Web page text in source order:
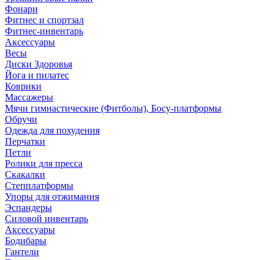
Фонари
Фитнес и спортзал
Фитнес-инвентарь
Аксессуары
Весы
Диски Здоровья
Йога и пилатес
Коврики
Массажеры
Мячи гимнастические (Фитболы), Босу-платформы
Обручи
Одежда для похудения
Перчатки
Петли
Ролики для пресса
Скакалки
Степплатформы
Упоры для отжимания
Эспандеры
Силовой инвентарь
Аксессуары
Бодибары
Гантели